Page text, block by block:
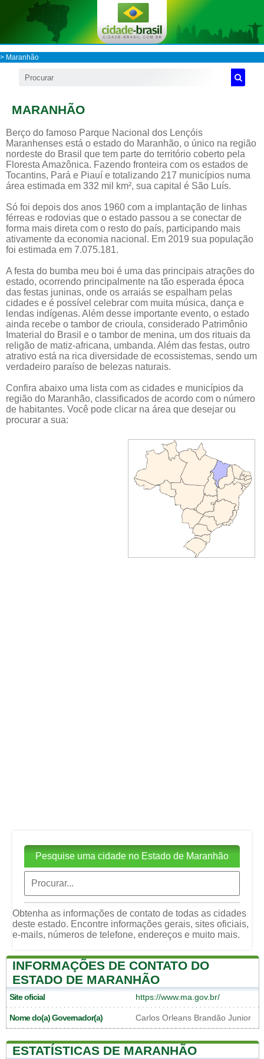
> Maranhão
MARANHÃO
Berço do famoso Parque Nacional dos Lençóis
Maranhenses está o estado do Maranhão, o único na região
nordeste do Brasil que tem parte do território coberto pela
Floresta Amazônica. Fazendo fronteira com os estados de
Tocantins, Pará e Piauí e totalizando 217 municípios numa
área estimada em 332 mil km², sua capital é São Luís.
Só foi depois dos anos 1960 com a implantação de linhas
férreas e rodovias que o estado passou a se conectar de
forma mais direta com o resto do país, participando mais
ativamente da economia nacional. Em 2019 sua população
foi estimada em 7.075.181.
A festa do bumba meu boi é uma das principais atrações do
estado, ocorrendo principalmente na tão esperada época
das festas juninas, onde os arraiás se espalham pelas
cidades e é possível celebrar com muita música, dança e
lendas indígenas. Além desse importante evento, o estado
ainda recebe o tambor de crioula, considerado Patrimônio
Imaterial do Brasil e o tambor de menina, um dos rituais da
religão de matiz-africana, umbanda. Além das festas, outro
atrativo está na rica diversidade de ecossistemas, sendo um
verdadeiro paraíso de belezas naturais.
Confira abaixo uma lista com as cidades e municípios da
região do Maranhão, classificados de acordo com o número
de habitantes. Você pode clicar na área que desejar ou
procurar a sua:
Pesquise uma cidade no Estado de Maranhão
Obtenha as informações de contato de todas as cidades
deste estado. Encontre informações gerais, sites oficiais,
e-mails, números de telefone, endereços e muito mais.
INFORMAÇÕES DE CONTATO DO
ESTADO DE MARANHÃO
Site oficial https://www.ma.gov.br/
Nome do(a) Governador(a) Carlos Orleans Brandão Junior
ESTATÍSTICAS DE MARANHÃO